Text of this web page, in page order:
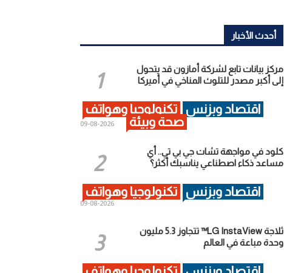
أحدث الأخبار
مركز بيانات تابع لشركة أمازون قد يتحول
إلى أكبر مصدر للتلوث المناخي في أميركا
اقتصاد وبزنس
تكنولوجيا وهواتف
صحة وبيئة
2026-08-09
كلود في مواجهة تشات جي بي تي.. أي
مساعد ذكاء اصطناعي يناسبك أكثر؟
اقتصاد وبزنس تكنولوجيا وهواتف
2026-08-09
ثلاجة LG InstaView™ تتجاوز 5.3 مليون
وحدة مباعة في العالم